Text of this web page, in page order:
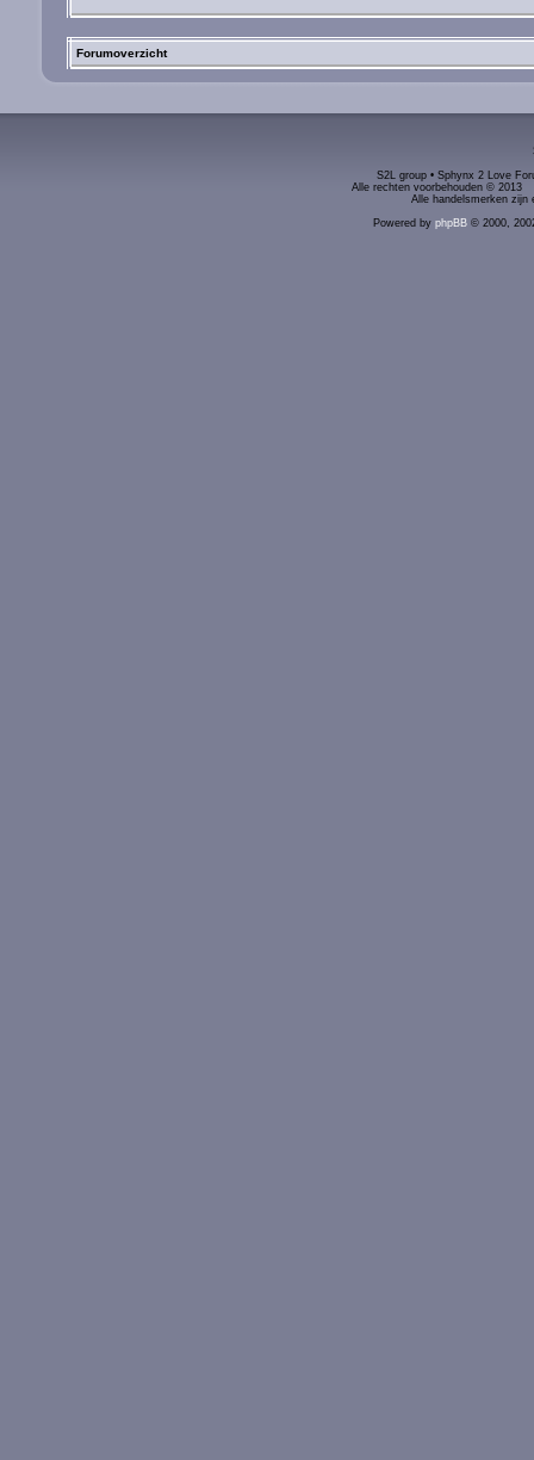
Forumoverzicht
S2L group • Sphynx 2 Love
Alle rechten voorbehouden ©
Alle handelsmerken zijn
Powered by phpBB© 2000,